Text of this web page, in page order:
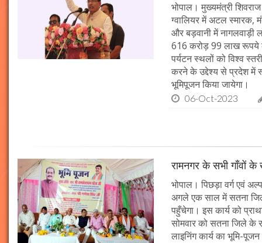
भोपाल। मुख्यमंत्री
ग्वालियर में अटल स्मारक,
और बड़वानी में
616 करोड़ 99 लाख रूपये
पर्यटन स्थलों को विश्व
करने के उद्देश्य से प्रदेश में
भूमिपूजन किया जायेगा।
06-Oct-2023
रामनगर के सभी गाँवों
भोपाल। पिछड़ा वर्ग एवं
अगले एक साल में सतना
पहुँचेगा। इस कार्य को
सोमवार को सतना जिले के
लाइनिंग कार्य का भूमि-